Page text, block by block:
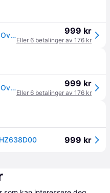
Siemens HZ638D00 Tilbehør Til Ovner 999 kr
Eller 6 betalinger av 176 kr
Siemens HZ638D00 Tilbehør Til Ovner 999 kr
Eller 6 betalinger av 176 kr
999 kr